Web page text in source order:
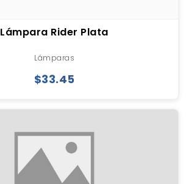
Lámpara Rider Plata
Lámparas
$33.45